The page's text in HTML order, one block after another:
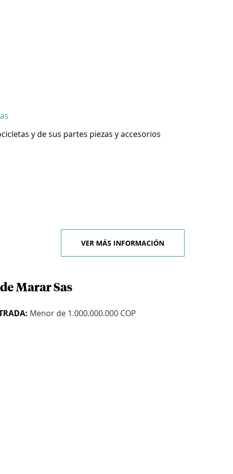
y de sus partes piezas y accesorios
VER MÁS INFORMACIÓN
Marar Sas
Menor de 1.000.000.000 COP